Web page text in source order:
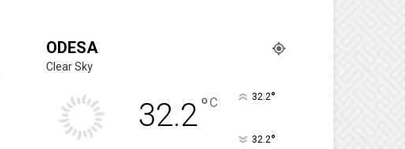
ODESA
Clear Sky
32.2°C 32.2°
32.2°